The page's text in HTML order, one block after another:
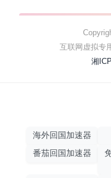
互联网虚拟专
湘
海外回国加速器
番茄回国加速器